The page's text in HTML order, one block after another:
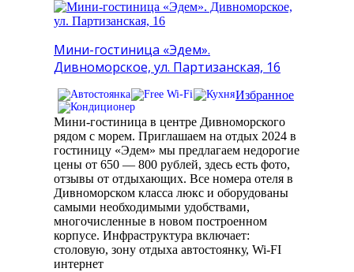
Мини-гостиница «Эдем».
Дивноморское, ул. Партизанская, 16
Избранное
Мини-гостиница в центре Дивноморского
рядом с морем. Приглашаем на отдых 2024 в
гостиницу «Эдем» мы предлагаем недорогие
цены от 650 — 800 рублей, здесь есть фото,
отзывы от отдыхающих. Все номера отеля в
Дивноморском класса люкс и оборудованы
самыми необходимыми удобствами,
многочисленные в новом построенном
корпусе. Инфраструктура включает:
столовую, зону отдыха автостоянку, Wi-FI
интернет